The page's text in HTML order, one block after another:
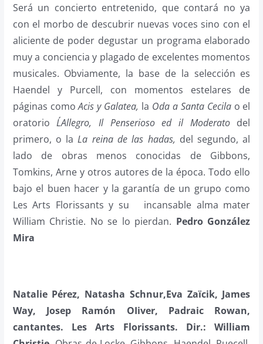
Será un concierto entretenido, que contará no ya
con el morbo de descubrir nuevas voces sino con el
aliciente de poder degustar un programa elaborado
muy a conciencia y plagado de excelentes momentos
musicales. Obviamente, la base de la selección es
Haendel y Purcell, con momentos estelares de
páginas comoAcis y Galatea, la Oda a Santa Cecila o el
oratorioL´Allegro, Il Penserioso ed il Moderato del
primero, o laLa reina de las hadas, del segundo, al
lado de obras menos conocidas de Gibbons,
Tomkins, Arne y otros autores de la época. Todo ello
bajo el buen hacer y la garantía de un grupo como
Les Arts Florissants y su incansable alma mater
William Christie. No se lo pierdan. Pedro González
Mira
Natalie Pérez, Natasha Schnur,Eva Zaïcik, James
Way, Josep Ramón OIiver, Padraic Rowan,
cantantes. Les Arts Florissants. Dir.: William